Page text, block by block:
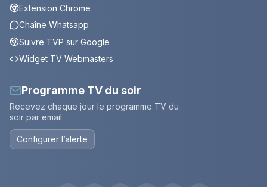
Extension Chrome
Chaîne Whatsapp
Suivre TVP sur Google
Widget TV Webmasters
Programme TV du soir
Recevez chaque jour le programme TV du
soir par email
Configurer l’alerte